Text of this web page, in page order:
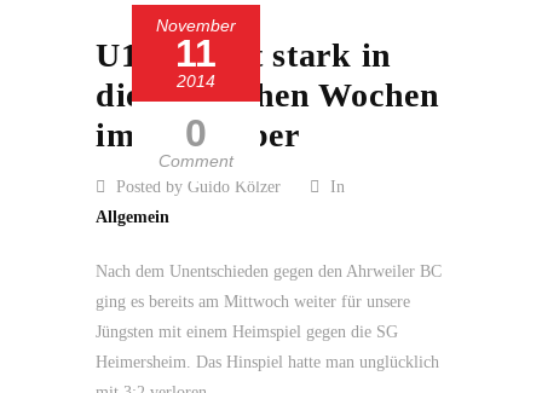
November
11
2014
0
Comment
U13 startet stark in
die englischen Wochen
im November
Posted by Guido Kölzer
In
Allgemein
Nach dem Unentschieden gegen den Ahrweiler BC
ging es bereits am Mittwoch weiter für unsere
Jüngsten mit einem Heimspiel gegen die SG
Heimersheim. Das Hinspiel hatte man unglücklich